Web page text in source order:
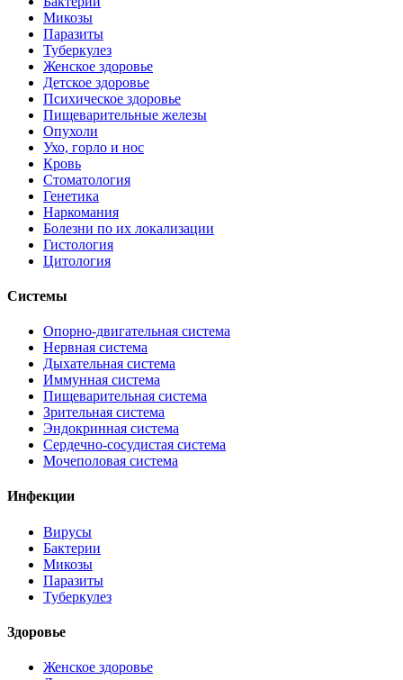
Микозы
Паразиты
Туберкулез
Женское здоровье
Детское здоровье
Психическое здоровье
Пищеварительные железы
Опухоли
Ухо, горло и нос
Кровь
Стоматология
Генетика
Наркомания
Болезни по их локализации
Гистология
Цитология
Системы
Опорно-двигательная система
Нервная система
Дыхательная система
Иммунная система
Пищеварительная система
Зрительная система
Эндокринная система
Сердечно-сосудистая система
Мочеполовая система
Инфекции
Вирусы
Бактерии
Микозы
Паразиты
Туберкулез
Здоровье
Женское здоровье